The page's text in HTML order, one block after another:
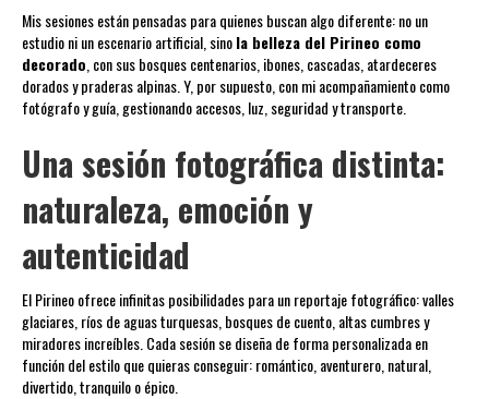
Mis sesiones están pensadas para quienes buscan algo diferente: no un
estudio ni un escenario artificial, sinola belleza del Pirineo como
decorado , con sus bosques centenarios, ibones, cascadas, atardeceres
dorados y praderas alpinas. Y, por supuesto, con mi acompañamiento como
fotógrafo y guía, gestionando accesos, luz, seguridad y transporte.
Una sesión fotográfica distinta:
naturaleza, emoción y
autenticidad
El Pirineo ofrece infinitas posibilidades para un reportaje fotográfico: valles
glaciares, ríos de aguas turquesas, bosques de cuento, altas cumbres y
miradores increíbles. Cada sesión se diseña de forma personalizada en
función del estilo que quieras conseguir: romántico, aventurero, natural,
divertido, tranquilo o épico.